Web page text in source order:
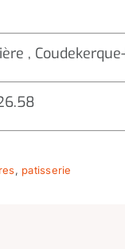
,
, patisserie